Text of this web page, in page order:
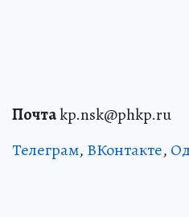
Почтаkp.nsk@phkp.ru
Телеграм, ВКонтакте,